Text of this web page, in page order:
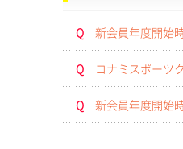
Q 新会員年度開始
Q コナミスポーツ
Q 新会員年度開始